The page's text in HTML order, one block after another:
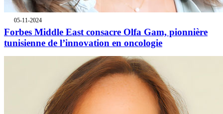
05-11-2024
Forbes Middle East consacre Olfa Gam, pionnière
tunisienne de l’innovation en oncologie